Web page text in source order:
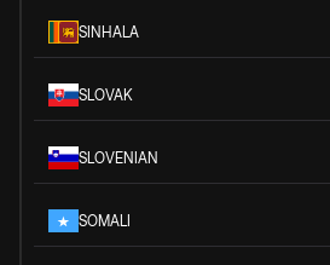
SINHALA
SLOVAK
SLOVENIAN
SOMALI